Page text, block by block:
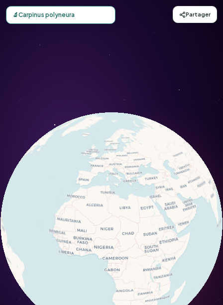
Carte d'observation du Carpinus polyneura (Carpinus
🔬Carpinus polyneura Partager